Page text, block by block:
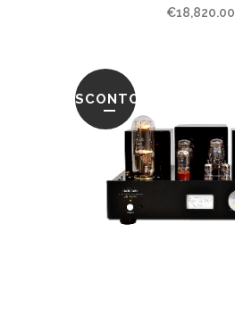
€18,820.00
SCONTO